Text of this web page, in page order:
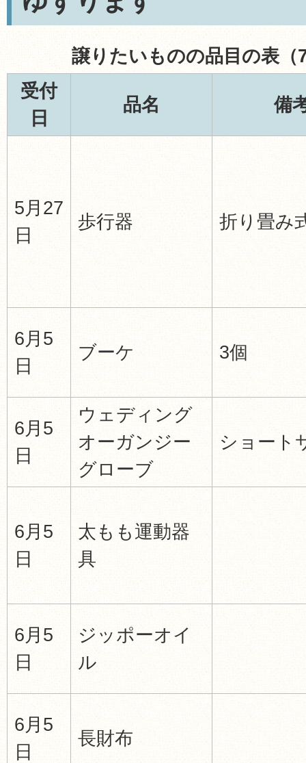
譲りたいものの品目の表（
受付
日
品名 備
5月27
日
歩行器 折り畳み
6月5
日
ブーケ 3個
6月5
日
ウェディング
オーガンジー
グローブ
ショート
6月5
日
太もも運動器
具
6月5
日
ジッポーオイ
ル
6月5
日
長財布